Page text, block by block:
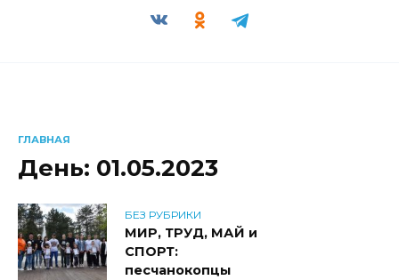
ГЛАВНАЯ
День: 01.05.2023
БЕЗ РУБРИКИ
МИР, ТРУД, МАЙ и
СПОРТ:
песчанокопцы